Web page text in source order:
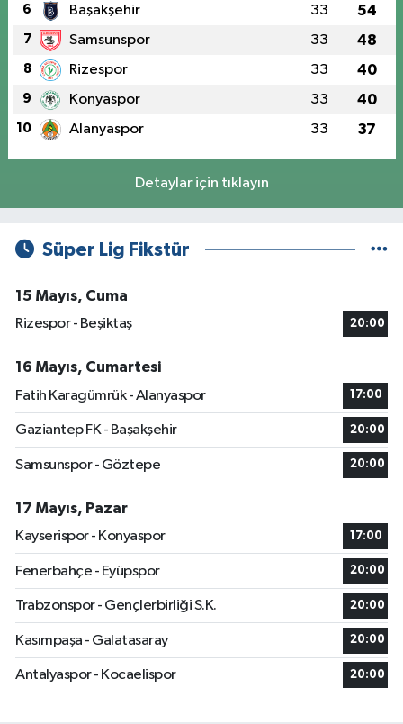
6 Başakşehir 33 54
7 Samsunspor 33 48
8 Rizespor 33 40
9 Konyaspor 33 40
10 Alanyaspor 33 37
Detaylar için tıklayın
Süper Lig Fikstür
15 Mayıs, Cuma
Rizespor - Beşiktaş
20:00
16 Mayıs, Cumartesi
Fatih Karagümrük - Alanyaspor
17:00
Gaziantep FK - Başakşehir 20:00
Samsunspor - Göztepe 20:00
17 Mayıs, Pazar
Kayserispor - Konyaspor
17:00
Fenerbahçe - Eyüpspor 20:00
Trabzonspor - Gençlerbirliği S.K. 20:00
Kasımpaşa - Galatasaray 20:00
Antalyaspor - Kocaelispor 20:00